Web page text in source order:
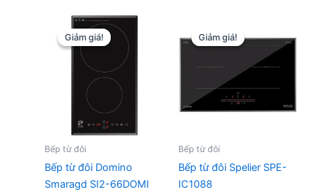
11.400.000 ₫.là:
4.385.000 ₫.
Giảm giá!
Giảm giá!
Bếp từ đôi
Bếp từ đôi Domino
Smaragd SI2-66DOMI
Giảm giá!
Giảm giá!
Bếp từ đôi
Bếp từ đôi Spelier SPE-
IC1088